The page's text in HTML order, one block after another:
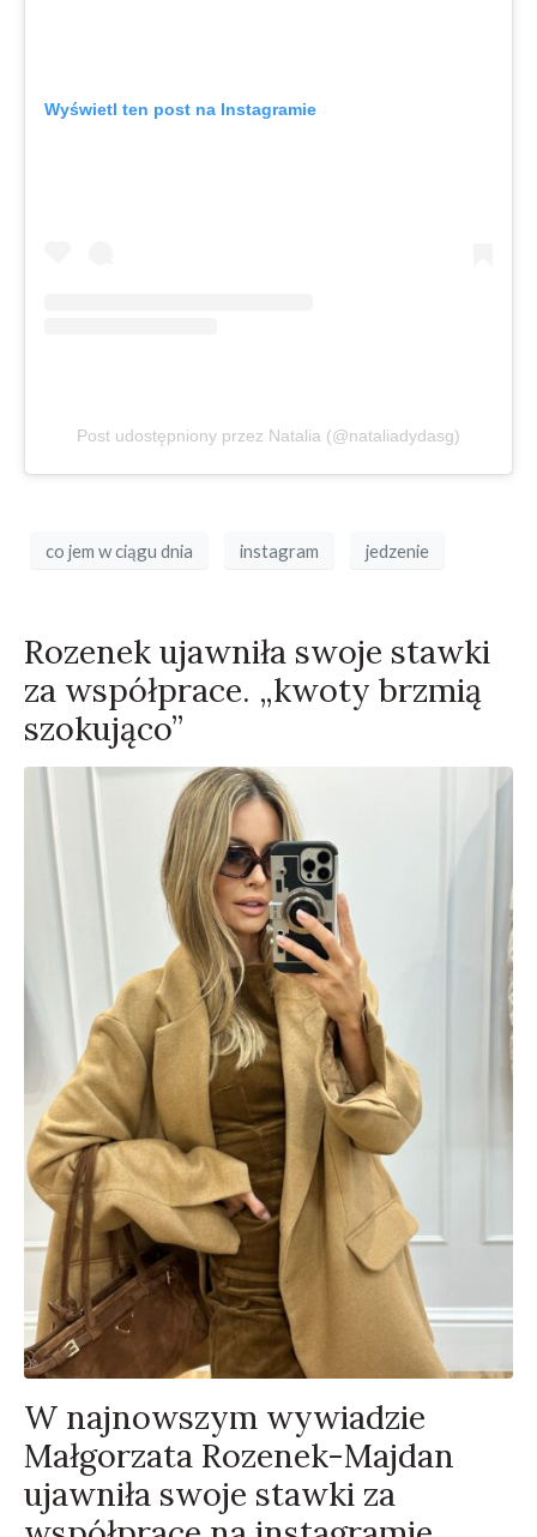
Wyświetl ten post na Instagramie
Post udostępniony przez Natalia (@nataliadydasg)
co jem w ciągu dnia instagram jedzenie
Rozenek ujawniła swoje stawki
za współprace. „kwoty brzmią
szokująco”
W najnowszym wywiadzie
Małgorzata Rozenek-Majdan
ujawniła swoje stawki za